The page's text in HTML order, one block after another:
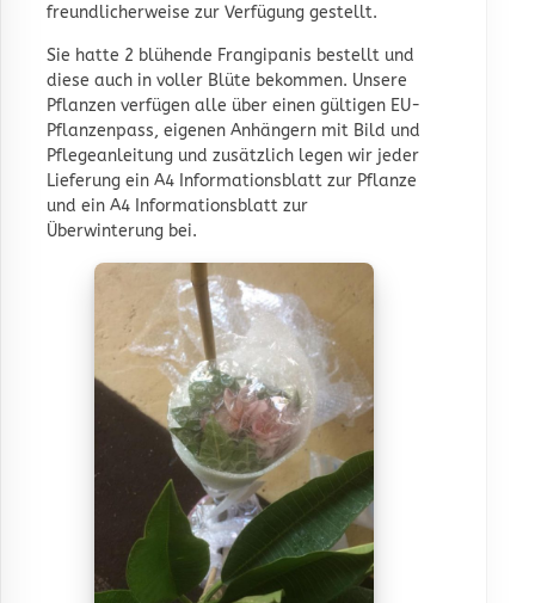
freundlicherweise zur Verfügung gestellt.
Sie hatte 2 blühende Frangipanis bestellt und
diese auch in voller Blüte bekommen. Unsere
Pflanzen verfügen alle über einen gültigen EU-
Pflanzenpass, eigenen Anhängern mit Bild und
Pflegeanleitung und zusätzlich legen wir jeder
Lieferung ein A4 Informationsblatt zur Pflanze
und ein A4 Informationsblatt zur
Überwinterung bei.